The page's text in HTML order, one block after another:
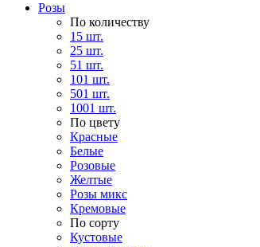
Розы
По количеству
15 шт.
25 шт.
51 шт.
101 шт.
501 шт.
1001 шт.
По цвету
Красные
Белые
Розовые
Желтые
Розы микс
Кремовые
По сорту
Кустовые